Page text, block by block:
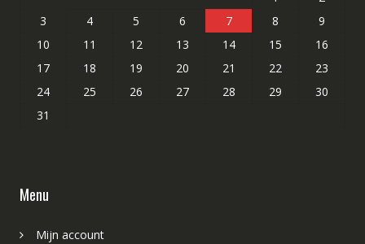
3
4 5 6 7 8
9
10
11 12 13 14 15
16
17
18 19 20 21 22
23
24
25 26 27 28 29
30
31
Menu
Mijn account